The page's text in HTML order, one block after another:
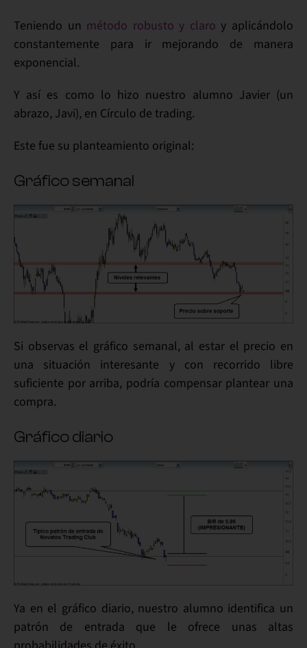
Teniendo un método robusto y claro y aplicándolo
constantemente para ir mejorando de manera
exponencial.
Y así es como lo hizo nuestro alumno Javier(un
abrazo, Javi), en Círculo de trading.
Este fue su planteamiento original:
Gráfico semanal
Si observas el gráfico semanal, al estar el precio en
una situación interesante y con recorrido libre
suficiente por arriba, podría compensarplantear una
compra.
Gráfico diario
Ya en el gráfico diario, nuestro alumno identifica un
patrón de entrada que le ofrece unas altas